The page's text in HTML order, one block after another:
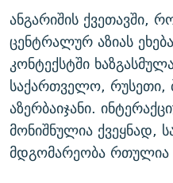
ანგარიშის ქვეთავში,
ცენტრალურ აზიას
კონტექსტში
საქართველო, რუსეთი,
აზერბაიჯანი.
მონიშნულია ქვეყნად,
მდგომარეობა